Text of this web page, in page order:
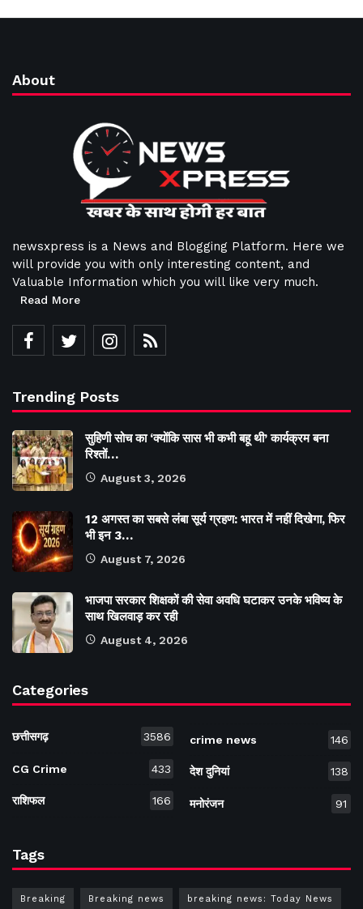
About
newsxpress is a News and Blogging Platform. Here we
will provide you with only interesting content, and
Valuable Information which you will like very much.
Read More
Trending Posts
सुहिणी सोच का ‘क्योंकि सास भी कभी बहू थी’ कार्यक्रम बना
रिश्तों…
August 3, 2026
12 अगस्त का सबसे लंबा सूर्य ग्रहण: भारत में नहीं दिखेगा, फिर
भी इन 3…
August 7, 2026
भाजपा सरकार शिक्षकों की सेवा अवधि घटाकर उनके भविष्य के
साथ खिलवाड़ कर रही
August 4, 2026
Categories
छत्तीसगढ़ 3586
CG Crime 433
राशिफल 166
crime news 146
देश दुनियां 138
मनोरंजन 91
Tags
Breaking Breaking news breaking news: Today News